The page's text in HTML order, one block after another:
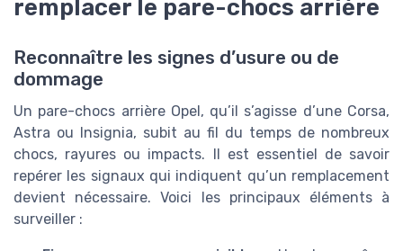
remplacer le pare-chocs arrière
Reconnaître les signes d’usure ou de
dommage
Un pare-chocs arrière Opel, qu’il s’agisse d’une Corsa,
Astra ou Insignia, subit au fil du temps de nombreux
chocs, rayures ou impacts. Il est essentiel de savoir
repérer les signaux qui indiquent qu’un remplacement
devient nécessaire. Voici les principaux éléments à
surveiller :